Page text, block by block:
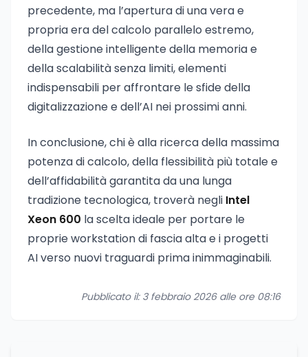
precedente, ma l’apertura di una vera e
propria era del calcolo parallelo estremo,
della gestione intelligente della memoria e
della scalabilità senza limiti, elementi
indispensabili per affrontare le sfide della
digitalizzazione e dell’AI nei prossimi anni.
In conclusione, chi è alla ricerca della massima
potenza di calcolo, della flessibilità più totale e
dell’affidabilità garantita da una lunga
tradizione tecnologica, troverà negli Intel
Xeon 600 la scelta ideale per portare le
proprie workstation di fascia alta e i progetti
AI verso nuovi traguardi prima inimmaginabili.
Pubblicato il: 3 febbraio 2026 alle ore 08:16